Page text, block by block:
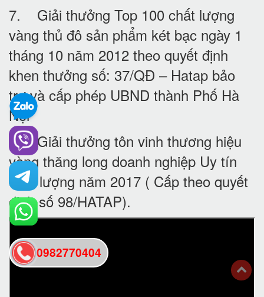
7. Giải thưởng Top 100 chất lượng
vàng thủ đô sản phẩm két bạc ngày 1
tháng 10 năm 2012 theo quyết định
khen thưởng số: 37/QĐ – Hatap bảo
trợ và cấp phép UBND thành Phố Hà
Nội
8. Giải thưởng tôn vinh thương hiệu
vàng thăng long doanh nghiệp Uy tín
chất lượng năm 2017 ( Cấp theo quyết
định số 98/HATAP).
0982770404